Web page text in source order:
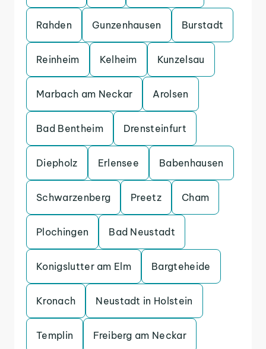
Rahden Gunzenhausen Burstadt
Reinheim Kelheim Kunzelsau
Marbach am Neckar Arolsen
Bad Bentheim Drensteinfurt
Diepholz Erlensee Babenhausen
Schwarzenberg Preetz Cham
Plochingen Bad Neustadt
Konigslutter am Elm Bargteheide
Kronach Neustadt in Holstein
Templin Freiberg am Neckar